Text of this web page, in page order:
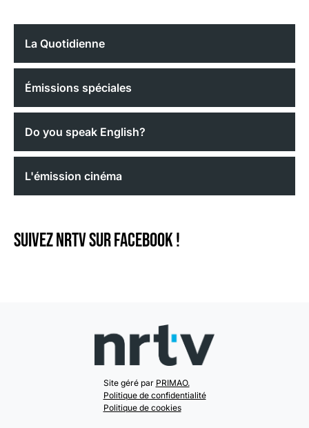
La Quotidienne
Émissions spéciales
Do you speak English?
L'émission cinéma
Suivez NRTV sur Facebook !
Site géré par PRIMAO.
Politique de confidentialité
Politique de cookies